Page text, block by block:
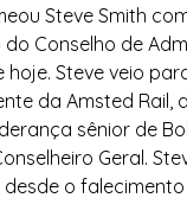
Steve Smith
do Conselho de
Steve veio
da Amsted Rail,
sênior de
Geral.
o